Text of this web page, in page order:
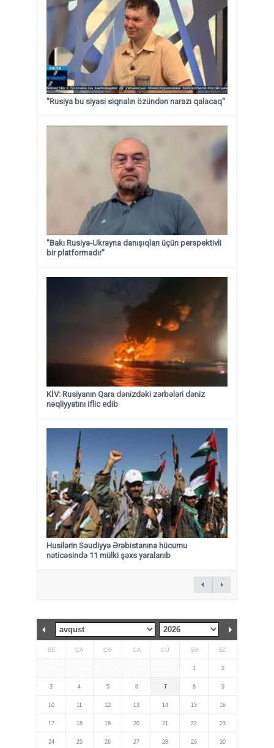
"Rusiya bu siyasi siqnalın özündən narazı qalacaq"
"Bakı Rusiya-Ukrayna danışıqları üçün perspektivli
bir platformadır"
KİV: Rusiyanın Qara dənizdəki zərbələri dəniz
nəqliyyatını iflic edib
Husilərin Səudiyyə Ərəbistanına hücumu
nəticəsində 11 mülki şəxs yaralanıb
BE ÇA ÇƏ CA CÜ ŞƏ BZ
1 2
3 4 5 6 7 8 9
10 11 12 13 14 15 16
17 18 19 20 21 22 23
24 25 26 27 28 29 30